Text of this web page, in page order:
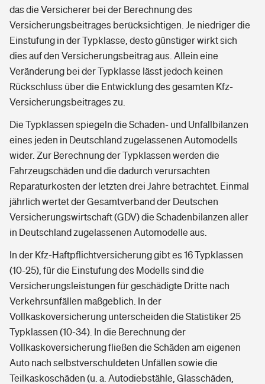
das die Versicherer bei der Berechnung des
Versicherungsbeitrages berücksichtigen. Je niedriger die
Einstufung in der Typklasse, desto günstiger wirkt sich
dies auf den Versicherungsbeitrag aus. Allein eine
Veränderung bei der Typklasse lässt jedoch keinen
Rückschluss über die Entwicklung des gesamten Kfz-
Versicherungsbeitrages zu.
Die Typklassen spiegeln die Schaden- und Unfallbilanzen
eines jeden in Deutschland zugelassenen Automodells
wider. Zur Berechnung der Typklassen werden die
Fahrzeugschäden und die dadurch verursachten
Reparaturkosten der letzten drei Jahre betrachtet. Einmal
jährlich wertet der Gesamtverband der Deutschen
Versicherungswirtschaft (GDV) die Schadenbilanzen aller
in Deutschland zugelassenen Automodelle aus.
In der Kfz-Haftpflichtversicherung gibt es 16 Typklassen
(10-25), für die Einstufung des Modells sind die
Versicherungsleistungen für geschädigte Dritte nach
Verkehrsunfällen maßgeblich. In der
Vollkaskoversicherung unterscheiden die Statistiker 25
Typklassen (10-34). In die Berechnung der
Vollkaskoversicherung fließen die Schäden am eigenen
Auto nach selbstverschuldeten Unfällen sowie die
Teilkaskoschäden (u. a. Autodiebstähle, Glasschäden,